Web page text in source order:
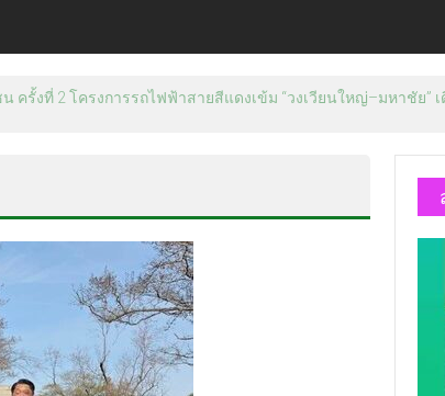
มวยชาวไทย “เสี่ยนริส”แนะเพิ่มไฟท์แฟ็กซ์ เว็บรับรองสถิติมวย